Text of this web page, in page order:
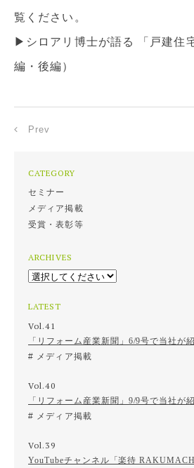
覧ください。
▶ シロアリ博士が語る 「戸建住
編・後編）
Prev
CATEGORY
セミナー
メディア掲載
受賞・表彰等
ARCHIVES
LATEST
Vol.41
「リフォーム産業新聞」6/9号で当社が
メディア掲載
Vol.40
「リフォーム産業新聞」9/9号で当社が
メディア掲載
Vol.39
YouTubeチャンネル「楽待